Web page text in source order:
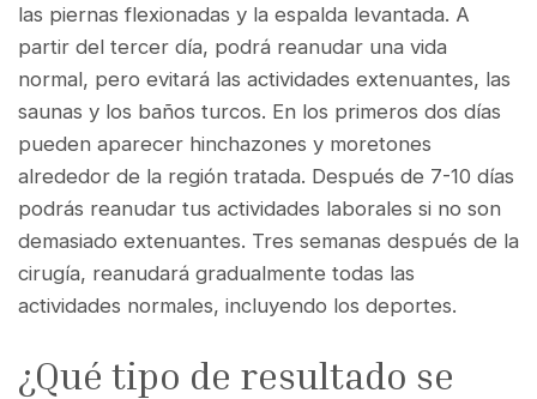
las piernas flexionadas y la espalda levantada. A
partir del tercer día, podrá reanudar una vida
normal, pero evitará las actividades extenuantes, las
saunas y los baños turcos. En los primeros dos días
pueden aparecer hinchazones y moretones
alrededor de la región tratada. Después de 7-10 días
podrás reanudar tus actividades laborales si no son
demasiado extenuantes. Tres semanas después de la
cirugía, reanudará gradualmente todas las
actividades normales, incluyendo los deportes.
¿Qué tipo de resultado se